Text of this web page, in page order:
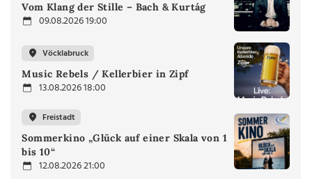
Vom Klang der Stille – Bach & Kurtág
09.08.2026 19:00
Vöcklabruck
Music Rebels / Kellerbier in Zipf
13.08.2026 18:00
Freistadt
Sommerkino „Glück auf einer Skala von 1
bis 10“
12.08.2026 21:00